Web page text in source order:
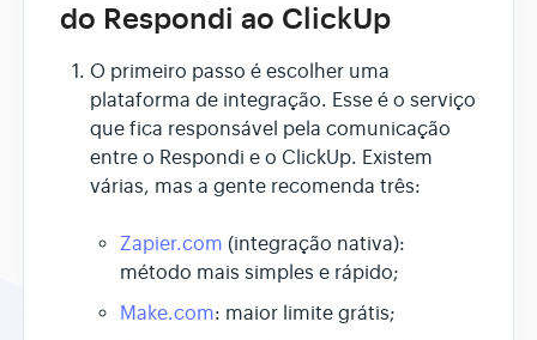
do Respondi ao ClickUp
O primeiro passo é escolher uma
plataforma de integração. Esse é o serviço
que fica responsável pela comunicação
entre o Respondi e o ClickUp. Existem
várias, mas a gente recomenda três:
Zapier.com (integração nativa):
método mais simples e rápido;
Make.com: maior limite grátis;